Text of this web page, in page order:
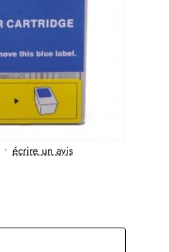
• écrire un avis